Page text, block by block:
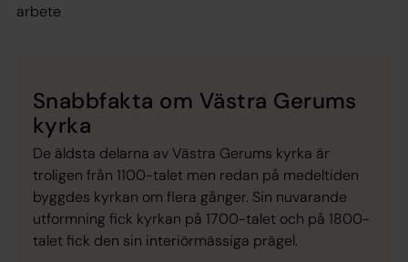
arbete
Snabbfakta om Västra Gerums
kyrka
De äldsta delarna av Västra Gerums kyrka är
troligen från 1100-talet men redan på medeltiden
byggdes kyrkan om flera gånger. Sin nuvarande
utformning fick kyrkan på 1700-talet och på 1800-
talet fick den sin interiörmässiga prägel.